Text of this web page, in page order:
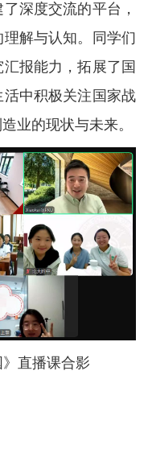
深度交流的平台，
解与认知。同学们
报能力，拓展了国
中积极关注国家战
业的现状与未来。
直播课合影